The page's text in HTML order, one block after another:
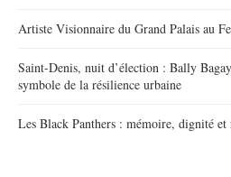
Artiste Visionnaire du Grand Palais au
Saint-Denis, nuit d’élection : Bally
symbole de la résilience urbaine
Les Black Panthers : mémoire, dignité et